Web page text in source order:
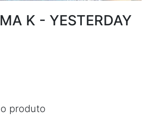
K - YESTERDAY
produto